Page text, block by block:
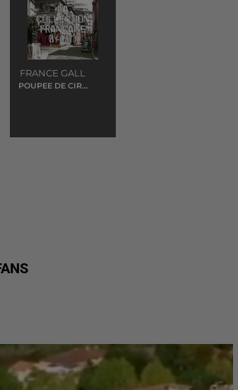
FRANCE GALL
POUPEE DE CIRE